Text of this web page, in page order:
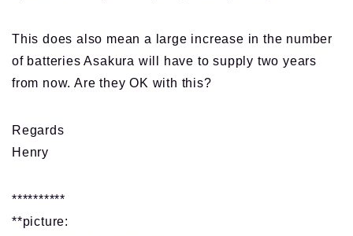
This does also mean a large increase in the number
of batteries Asakura will have to supply two years
from now. Are they OK with this?
Regards
Henry
**********
**picture: